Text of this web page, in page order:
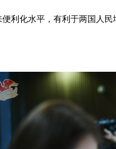
利化水平，有利于两国人